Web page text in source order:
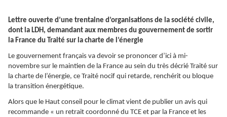
Lettre ouverte d’une trentaine d’organisations de la société civile,
dont la LDH, demandant aux membres du gouvernement de sortir
la France du Traité sur la charte de l’énergie
Le gouvernement français va devoir se prononcer d’ici à mi-
novembre sur le maintien de la France au sein du très décrié Traité sur
la charte de l’énergie, ce Traité nocif qui retarde, renchérit ou bloque
la transition énergétique.
Alors que le Haut conseil pour le climat vient de publier un avis qui
recommande « un retrait coordonné du TCE et par la France et les